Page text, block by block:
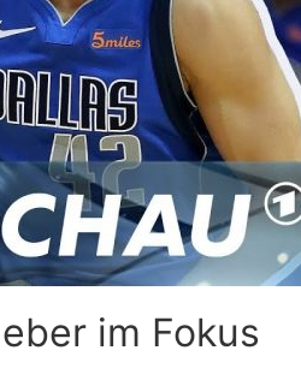
im Fokus